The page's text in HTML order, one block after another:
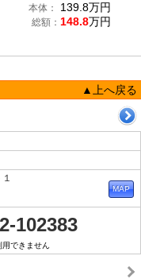
本体： 139.8万円
総額： 148.8万円
▲上へ戻る
102383
できません